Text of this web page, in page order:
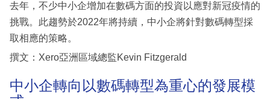
區
去年，不少中小企增加在數碼方面的投資以應對新冠疫情的
挑戰。此趨勢於2022年將持續，中小企將針對數碼轉型採
取相應的策略。
撰文：Xero亞洲區域總監Kevin Fitzgerald
中小企轉向以數碼轉型為重心的發展模